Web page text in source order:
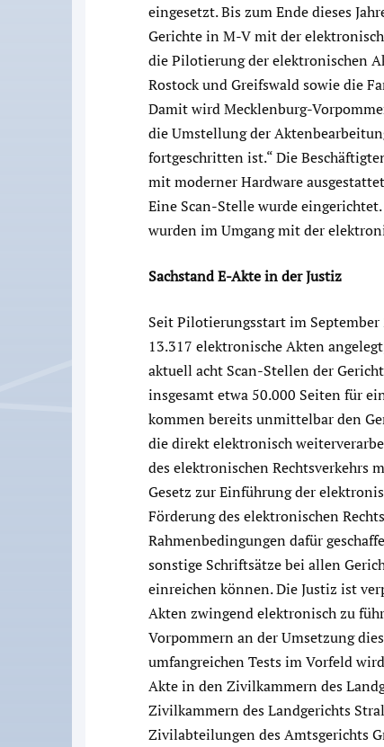
eingesetzt. Bis zum Ende dieses
Gerichte in M-V mit der
die Pilotierung der elektronischen
Rostock und Greifswald sowie die
Damit wird Mecklenburg-
die Umstellung der
fortgeschritten ist.“ Die
mit moderner Hardware
Eine Scan-Stelle wurde
wurden im Umgang mit der
Sachstand E-Akte in der Justiz
Seit Pilotierungsstart im
13.317 elektronische Akten
aktuell acht Scan-Stellen der
insgesamt etwa 50.000 Seiten für
kommen bereits unmittelbar den
die direkt elektronisch
des elektronischen Rechtsverkehrs
Gesetz zur Einführung der
Förderung des elektronischen
Rahmenbedingungen dafür
sonstige Schriftsätze bei allen
einreichen können. Die Justiz ist
Akten zwingend elektronisch zu
Vorpommern an der Umsetzung
umfangreichen Tests im Vorfeld
Akte in den Zivilkammern des
Zivilkammern des Landgerichts
Zivilabteilungen des Amtsgerichts